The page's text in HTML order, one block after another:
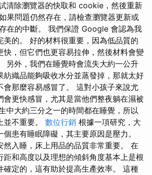
清除瀏覽器的快取和 cookie，然後重新
果問題仍然存在，請檢查瀏覽器更新或
在的中斷。 我們保證 Google 會認為我
美的。 好的材料很重要，因為低品質的
快，但它們也更容易拉伸，然後材料會變
另外，我們在睡覺時會流失大約一公升
紡織品能夠吸收水分並蒸發掉，那就太好
會那麼容易感冒了。 這對小孩子來說尤
會更快感冒，尤其是當他們整夜躺在濕被
中大約三分之一的時間都在睡覺，所以
不重要。 數位行銷 根據一項研究，大
患有睡眠障礙，其主要原因是壓力。
然入睡，床上用品的品質非常重要。 在
距和高度以及理想的傾斜角度基本上是根
確定的，這有助於提高生產效率。 這種